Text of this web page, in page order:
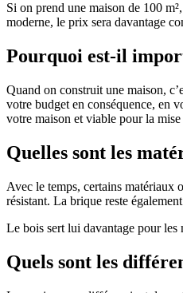
Si on prend une maison de 100
moderne, le prix sera davantage
Pourquoi est-il
Quand on construit une maison,
votre budget en conséquence, en
votre maison et viable pour la
Quelles sont les
Avec le temps, certains matériaux
résistant. La brique reste
Le bois sert lui davantage pour les
Quels sont les